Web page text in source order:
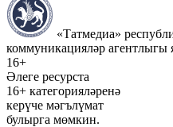
«Татмедиа»
коммуникацияләр агентлыгы
16+
Әлеге ресурста
16+ категорияләренә
керүче мәгълүмат
булырга мөмкин.